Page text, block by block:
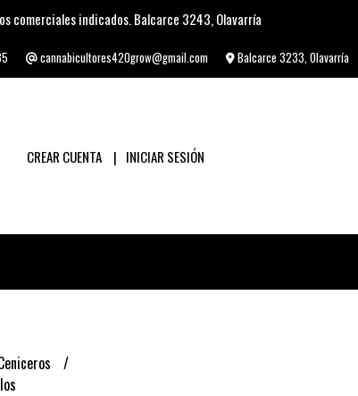
comerciales indicados. Balcarce 3243, Olavarría
cannabicultores420grow@gmail.com Balcarce 3233, Olavarría
CREAR CUENTA INICIAR SESIÓN